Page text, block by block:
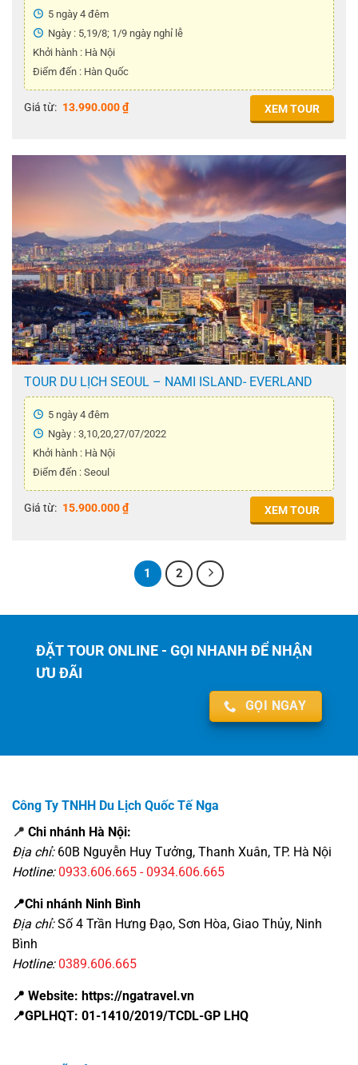
5 ngày 4 đêm
Ngày : 5,19/8; 1/9 ngày nghỉ lễ
Khởi hành : Hà Nội
Điểm đến : Hàn Quốc
Giá từ: 13.990.000₫ XEM TOUR
TOUR DU LỊCH SEOUL – NAMI ISLAND- EVERLAND
5 ngày 4 đêm
Ngày : 3,10,20,27/07/2022
Khởi hành : Hà Nội
Điểm đến : Seoul
Giá từ: 15.900.000₫ XEM TOUR
1 2
ĐẶT TOUR ONLINE - GỌI NHANH ĐỂ NHẬN
ƯU ĐÃI
GỌI NGAY
Công Ty TNHH Du Lịch Quốc Tế Nga
📍 Chi nhánh Hà Nội:
Địa chỉ:60B Nguyễn Huy Tưởng, Thanh Xuân, TP. Hà Nội
Hotline: 0933.606.665 - 0934.606.665
📍Chi nhánh Ninh Bình
Địa chỉ:Số 4 Trần Hưng Đạo, Sơn Hòa, Giao Thủy, Ninh
Bình
Hotline:0389.606.665
📍 Website: https://ngatravel.vn
📍GPLHQT: 01-1410/2019/TCDL-GP LHQ